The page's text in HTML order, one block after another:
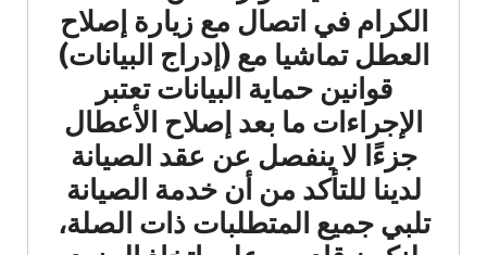
الكرام في اتصال مع زيارة إصلاح
العطل تماشيا مع (إدراج البيانات)
قوانين حماية البيانات تعتبر
الإجراءات ما بعد إصلاح الأعطال
جزءًا لا ينفصل عن عقد الصيانة
لدينا للتأكد من أن خدمة الصيانة
تلبي جميع المتطلبات ذات الصلة،